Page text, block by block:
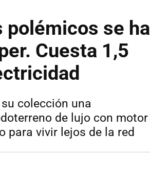
polémicos se ha
Cuesta 1,5
colección una
de lujo con motor
para vivir lejos de la red